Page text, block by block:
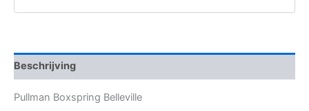
Beschrijving
Pullman Boxspring Belleville